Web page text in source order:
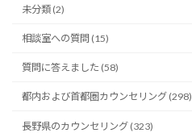
未分類 (2)
相談室への質問 (15)
質問に答えました (58)
都内および首都圏カウンセリング (298)
長野県のカウンセリング (323)